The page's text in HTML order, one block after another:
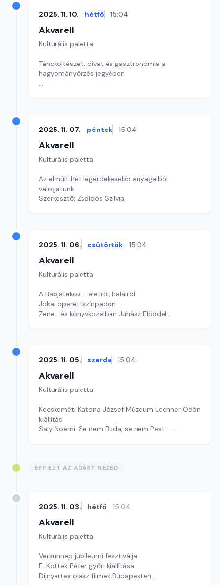
2025. 11. 10. hétfő 15:04
Akvarell
Kulturális paletta
Táncköltészet, divat és gasztronómia a
hagyományőrzés jegyében
2025. 11. 07. péntek 15:04
Akvarell
Kulturális paletta
Az elmúlt hét legérdekesebb anyagaiból
válogatunk.
Szerkesztő: Zsoldos Szilvia
2025. 11. 06. csütörtök 15:04
Akvarell
Kulturális paletta
A Bábjátékos - életről, halálról
Jókai operettszínpadon
Zene- és könyvközelben Juhász Előddel
2025. 11. 05. szerda 15:04
Akvarell
Kulturális paletta
Kecskeméti Katona József Múzeum Lechner Ödön
kiállítás
Saly Noémi: Se nem Buda, se nem Pest...
ÉPP EZT AZ ADÁST NÉZED
2025. 11. 03. hétfő 15:04
Akvarell
Kulturális paletta
Versünnep jubileumi fesztiválja
E. Kottek Péter győri kiállítása
Díjnyertes olasz filmek Budapesten